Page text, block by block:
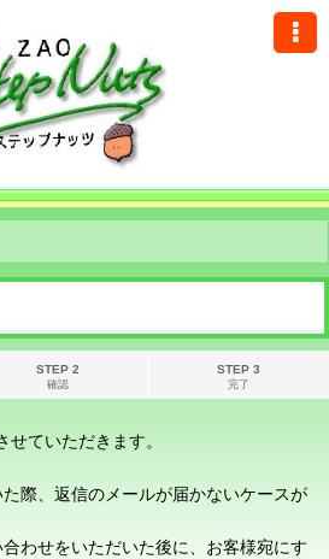
STEP 2
確認
STEP 3
完了
せていただきます。
際、返信のメールが届かないケースが
わせをいただいた後に、お客様宛にす